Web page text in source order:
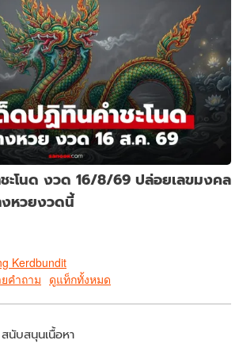
ะโนด งวด 16/8/69 ปล่อยเลขมงคล
หวยงวดนี้
Kerdbundit
คำถาม ดูแท็กทั้งหมด
สนับสนุนเนื้อหา